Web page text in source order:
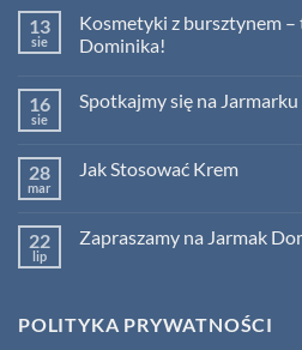
13
sie
Kosmetyki z bursztynem –
Dominika!
do
Kosmetyki
tylko
Dominika!
16
sie
Spotkajmy się na
Spotkajmy
św.
Dominika
28
mar
Jak Stosować Krem
Jak
22
lip
Zapraszamy na Jarmak
na
POLITYKA PRYWATNOŚCI